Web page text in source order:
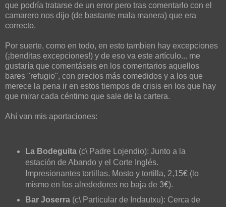
que podría tratarse de un error pero tras comentarlo con el
camarero nos dijo (de bastante mala manera) que era
correcto.
Por suerte, como en todo, en esto tambien hay excepciones
(¡benditas excepciones!) y de eso va este artículo... me
gustaría que comentáseis en los comentarios aquellos
bares "refugio", con precios más comedidos y a los que
merece la pena ir en estos tiempos de crisis en los que hay
que mirar cada céntimo que sale de la cartera.
Ahí van mis aportaciones:
La Bodeguita (c\ Padre Lojendio): Junto a la
estación de Abando y el Corte Inglés.
Impresionantes tortillas. Mosto y tortilla, 2,15€ (lo
mismo en los alrededores no baja de 3€).
Bar Joserra(c\ Particular de Indautxu): Cerca de